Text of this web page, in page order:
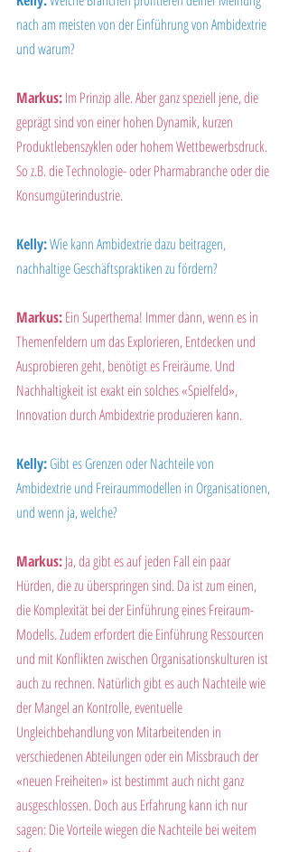
nach am meisten von der Einführung von Ambidextrie
und warum?
Markus: Im Prinzip alle. Aber ganz speziell jene, die
geprägt sind von einer hohen Dynamik, kurzen
Produktlebenszyklen oder hohem Wettbewerbsdruck.
So z.B. die Technologie- oder Pharmabranche oder die
Konsumgüterindustrie.
Kelly: Wie kann Ambidextrie dazu beitragen,
nachhaltige Geschäftspraktiken zu fördern?
Markus: Ein Superthema! Immer dann, wenn es in
Themenfeldern um das Explorieren, Entdecken und
Ausprobieren geht, benötigt es Freiräume. Und
Nachhaltigkeit ist exakt ein solches «Spielfeld»,
Innovation durch Ambidextrie produzieren kann.
Kelly: Gibt es Grenzen oder Nachteile von
Ambidextrie und Freiraummodellen in Organisationen,
und wenn ja, welche?
Markus: Ja, da gibt es auf jeden Fall ein paar
Hürden, die zu überspringen sind. Da ist zum einen,
die Komplexität bei der Einführung eines Freiraum-
Modells. Zudem erfordert die Einführung Ressourcen
und mit Konflikten zwischen Organisationskulturen ist
auch zu rechnen. Natürlich gibt es auch Nachteile wie
der Mangel an Kontrolle, eventuelle
Ungleichbehandlung von Mitarbeitenden in
verschiedenen Abteilungen oder ein Missbrauch der
«neuen Freiheiten» ist bestimmt auch nicht ganz
ausgeschlossen. Doch aus Erfahrung kann ich nur
sagen: Die Vorteile wiegen die Nachteile bei weitem